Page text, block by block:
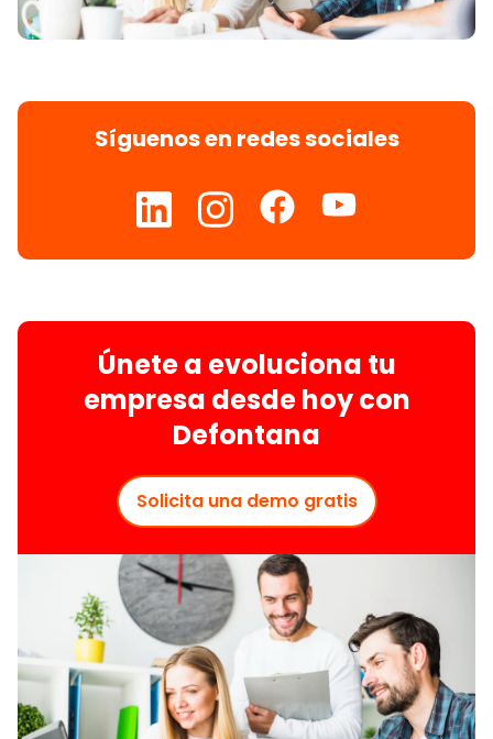
Síguenos en redes sociales
Únete a evoluciona tu
empresa desde hoy con
Defontana
Solicita una demo gratis